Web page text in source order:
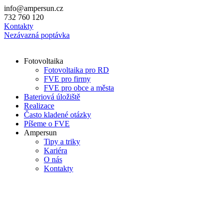
Přejít
k
obsahu
info@ampersun.cz
732 760 120
Kontakty
Nezávazná poptávka
Fotovoltaika
Fotovoltaika pro RD
FVE pro firmy
FVE pro obce a města
Bateriová úložiště
Realizace
Často kladené otázky
Píšeme o FVE
Ampersun
Tipy a triky
Kariéra
O nás
Kontakty